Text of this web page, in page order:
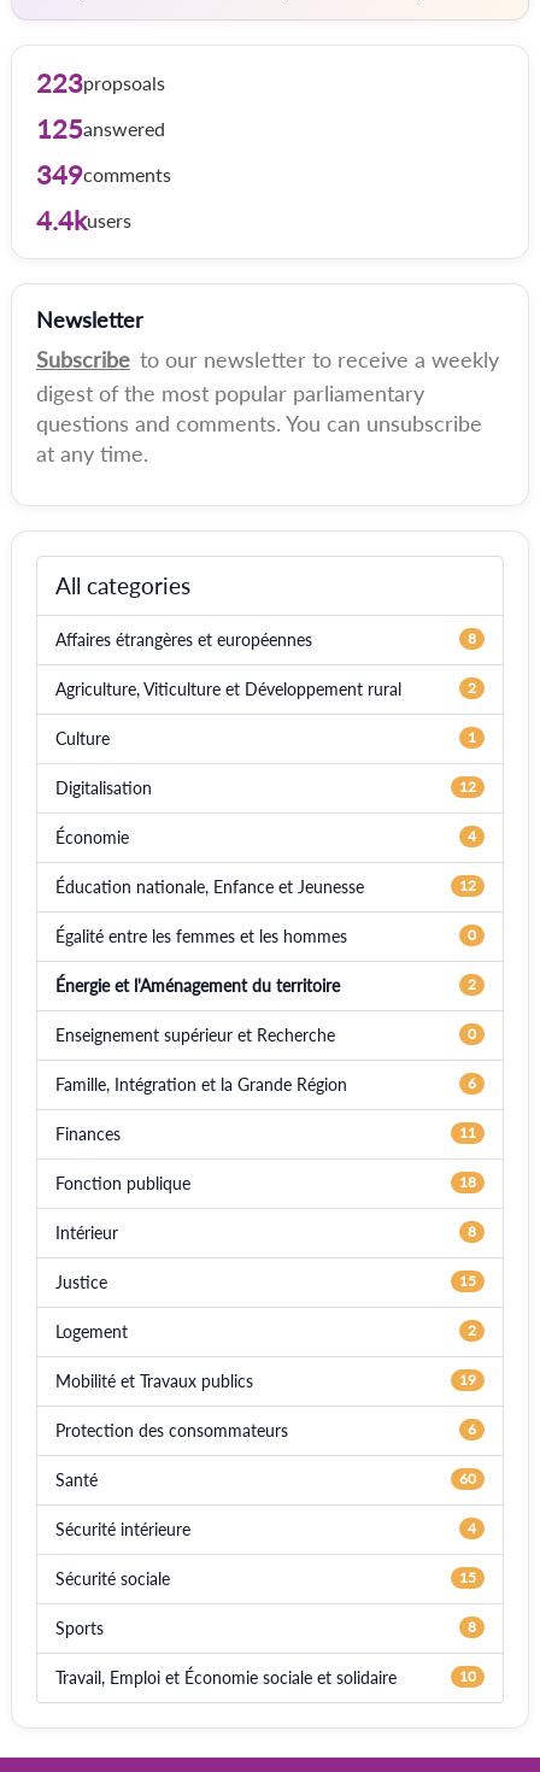
223propsoals
125answered
349comments
4.4kusers
Newsletter
Subscribe to our newsletter to receive a weekly
digest of the most popular parliamentary
questions and comments. You can unsubscribe
at any time.
All categories
Affaires étrangères et européennes 8
Agriculture, Viticulture et Développement rural 2
Culture 1
Digitalisation 12
Économie 4
Éducation nationale, Enfance et Jeunesse 12
Égalité entre les femmes et les hommes 0
Énergie et l'Aménagement du territoire 2
Enseignement supérieur et Recherche 0
Famille, Intégration et la Grande Région 6
Finances 11
Fonction publique 18
Intérieur 8
Justice 15
Logement 2
Mobilité et Travaux publics 19
Protection des consommateurs 6
Santé 60
Sécurité intérieure 4
Sécurité sociale 15
Sports 8
Travail, Emploi et Économie sociale et solidaire 10